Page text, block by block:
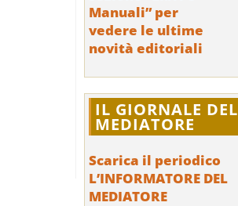
Manuali” per
vedere le ultime
novità editoriali
IL GIORNALE DEL
MEDIATORE
Scarica il periodico
L’INFORMATORE DEL
MEDIATORE